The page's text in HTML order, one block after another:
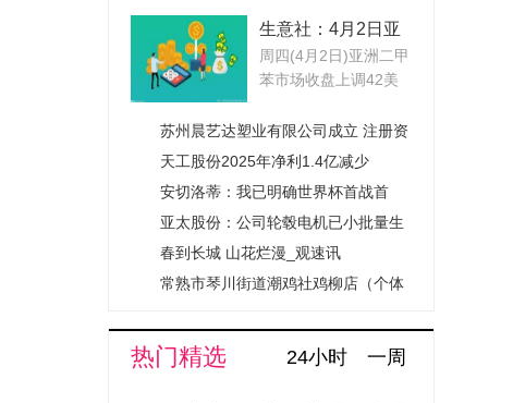
生意社：4月2日亚
洲二甲苯市场收盘
上调
周四(4月2日)亚洲二甲
苯市场收盘上调42美
苏州晨艺达塑业有限公司成立 注册资
本50万人民币_简讯
天工股份2025年净利1.4亿减少
18.83% 总经理蒋荣军薪酬47.86万_
即时焦点
安切洛蒂：我已明确世界杯首战首
发，对最终名单也有清楚规划
亚太股份：公司轮毂电机已小批量生
产 头条焦点
春到长城 山花烂漫_观速讯
常熟市琴川街道潮鸡社鸡柳店（个体
热门精选 24小时 一周